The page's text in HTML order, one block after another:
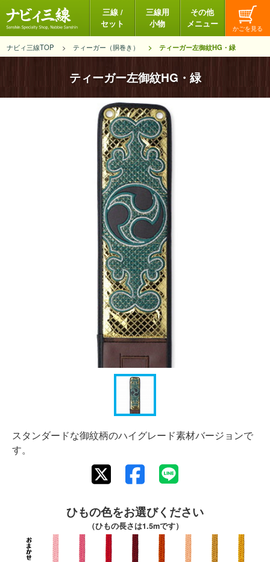
三線 /
セット
三線用
小物
その他
メニュー
ナビィ三線TOP ティーガー（胴巻き） ティーガー左御紋HG・緑
ティーガー左御紋HG・緑
スタンダードな御紋柄のハイグレード素材バージョンで
す。
ひもの色をお選びください
（ひもの長さは1.5mです）